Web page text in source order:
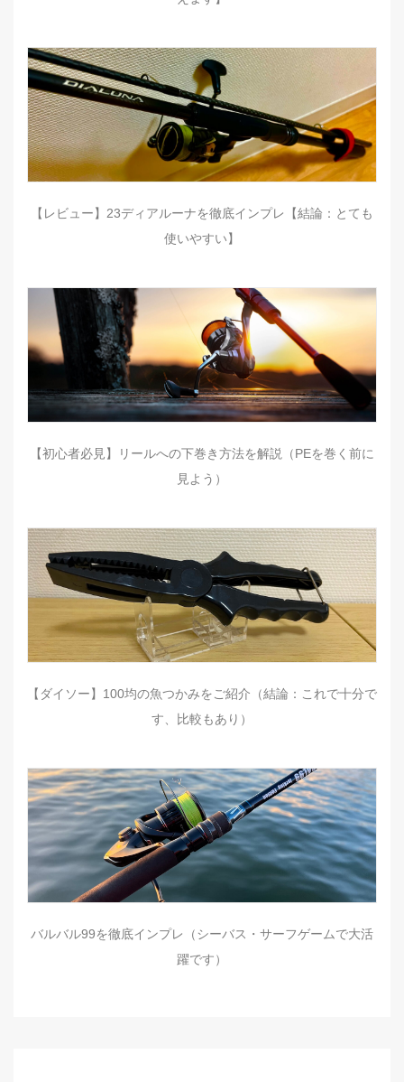
【レビュー】23ディアルーナを徹底インプレ【結論：とても
使いやすい】
【初心者必見】リールへの下巻き方法を解説（PEを巻く前に
見よう）
【ダイソー】100均の魚つかみをご紹介（結論：これで十分で
す、比較もあり）
バルバル99を徹底インプレ（シーバス・サーフゲームで大活
躍です）